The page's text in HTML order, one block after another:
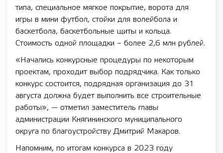
типа, специальное мягкое покрытие, ворота для
игры в мини футбол, стойки для волейбола и
баскетбола, баскетбольные щиты и кольца.
Стоимость одной площадки – более 2,6 млн рублей.
«Начались конкурсные процедуры по некоторым
проектам, проходит выбор подрядчика. Как только
конкурс состоится, подрядная организация до 31
августа должна будет выполнить все строительные
работы», — отметил заместитель главы
администрации Княгининского муниципального
округа по благоустройству Дмитрий Макаров.
Напомним, по итогам конкурса в 2023 году